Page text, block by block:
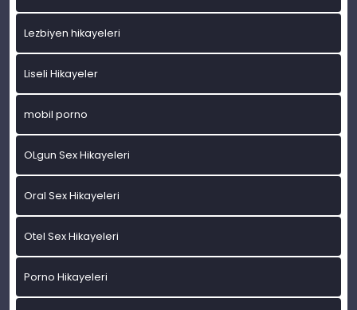
Lezbiyen hikayeleri
Liseli Hikayeler
mobil porno
OLgun Sex Hikayeleri
Oral Sex Hikayeleri
Otel Sex Hikayeleri
Porno Hikayeleri